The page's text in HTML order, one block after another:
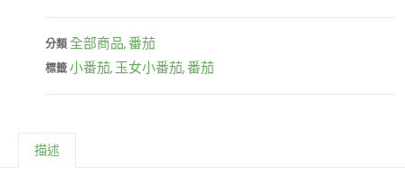
分類全部商品, 番茄
標籤小番茄, 玉女小番茄, 番茄
描述